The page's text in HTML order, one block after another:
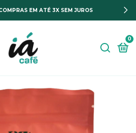
EM ATÉ 3X SEM JUROS
0